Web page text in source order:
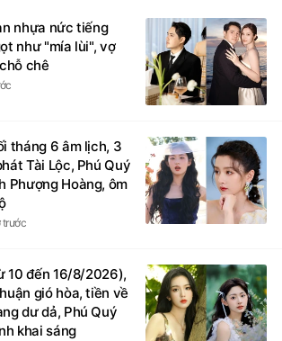
nhựa nức tiếng
như "mía lùi", vợ
chê
tháng 6 âm lịch, 3
Tài Lộc, Phú Quý
Phượng Hoàng, ôm
trước
10 đến 16/8/2026),
gió hòa, tiền về
dư dả, Phú Quý
khai sáng